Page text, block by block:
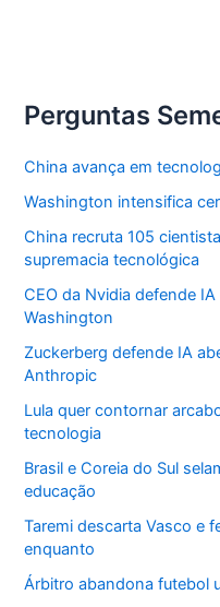
Perguntas
China avança em
Washington intensifica
China recruta 105
supremacia tecnológica
CEO da Nvidia defende
Washington
Zuckerberg defende IA
Anthropic
Lula quer contornar
tecnologia
Brasil e Coreia do Sul
educação
Taremi descarta Vasco e
enquanto
Árbitro abandona futebol